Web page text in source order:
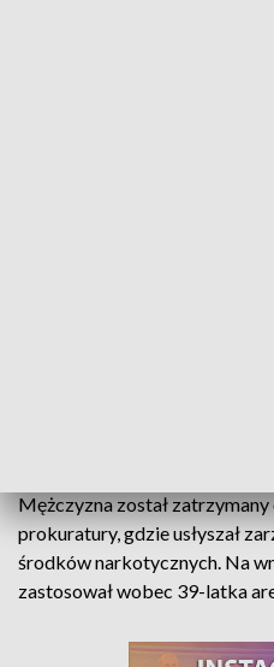
Mężczyzna został
prokuratury, gdzie usłyszał
środków narkotycznych. Na
zastosował wobec 39-latka